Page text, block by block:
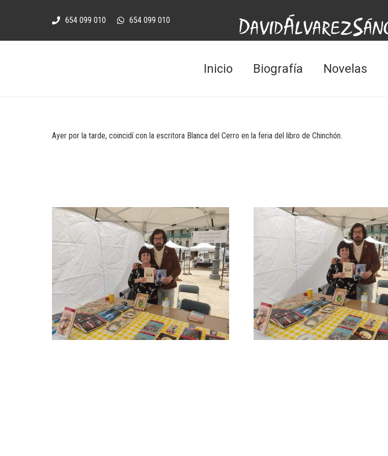
654 099 010 654 099 010
Inicio Biografía Novelas
Ayer por la tarde, coincidí con la escritora Blanca del Cerro en la feria del libro de Chinchón.